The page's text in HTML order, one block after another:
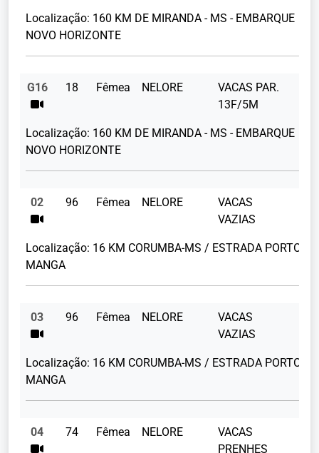
Localização: 160 KM DE MIRANDA - MS - EMBARQUE
NOVO HORIZONTE
G16 18 Fêmea NELORE
VACAS PAR.
13F/5M
Localização: 160 KM DE MIRANDA - MS - EMBARQUE
NOVO HORIZONTE
02 96 Fêmea NELORE
VACAS
VAZIAS
Localização: 16 KM CORUMBA-MS / ESTRADA PORTO
MANGA
03 96 Fêmea NELORE
VACAS
VAZIAS
Localização: 16 KM CORUMBA-MS / ESTRADA PORTO
MANGA
04 74 Fêmea NELORE
VACAS
PRENHES